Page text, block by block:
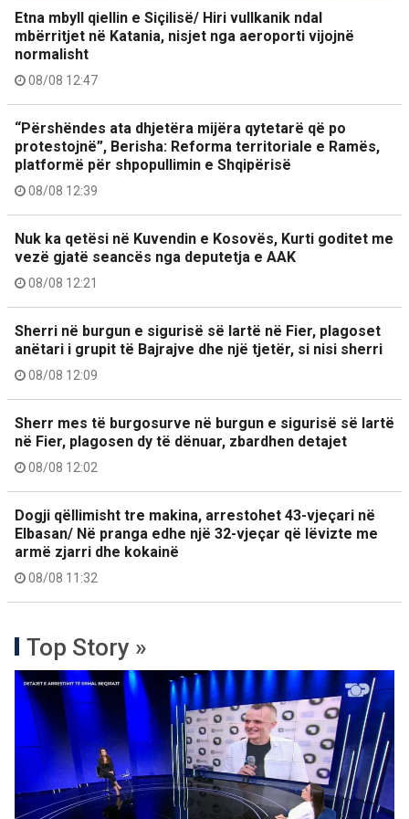
Etna mbyll qiellin e Siçilisë/ Hiri vullkanik ndal
mbërritjet në Katania, nisjet nga aeroporti vijojnë
normalisht
08/08 12:47
“Përshëndes ata dhjetëra mijëra qytetarë që po
protestojnë”, Berisha: Reforma territoriale e Ramës,
platformë për shpopullimin e Shqipërisë
08/08 12:39
Nuk ka qetësi në Kuvendin e Kosovës, Kurti goditet me
vezë gjatë seancës nga deputetja e AAK
08/08 12:21
Sherri në burgun e sigurisë së lartë në Fier, plagoset
anëtari i grupit të Bajrajve dhe një tjetër, si nisi sherri
08/08 12:09
Sherr mes të burgosurve në burgun e sigurisë së lartë
në Fier, plagosen dy të dënuar, zbardhen detajet
08/08 12:02
Dogji qëllimisht tre makina, arrestohet 43-vjeçari në
Elbasan/ Në pranga edhe një 32-vjeçar që lëvizte me
armë zjarri dhe kokainë
08/08 11:32
Top Story »